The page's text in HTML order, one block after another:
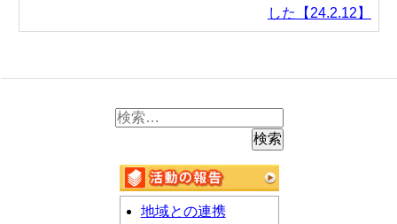
した【24.2.12】
検
地域との連携